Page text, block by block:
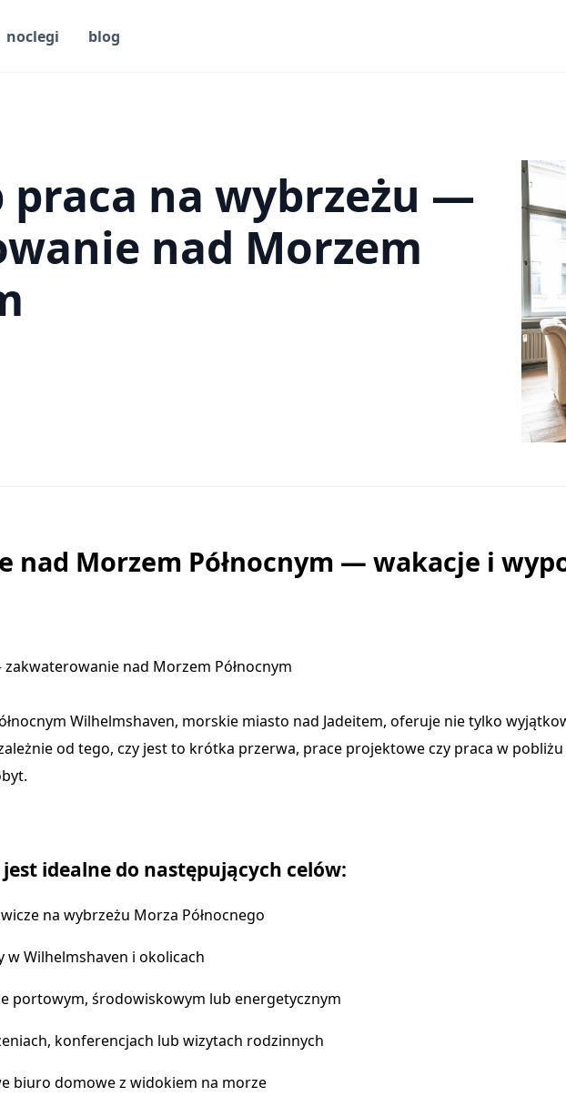
noclegi blog
praca na wybrzeżu —
nad Morzem
nad Morzem Północnym — wakacje i
nad Morzem Północnym
Wilhelmshaven, morskie miasto nad Jadeitem, oferuje nie tylko
od tego, czy jest to krótka przerwa, prace projektowe czy praca w
idealne do następujących celów:
na wybrzeżu Morza Północnego
w Wilhelmshaven i okolicach
portowym, środowiskowym lub energetycznym
konferencjach lub wizytach rodzinnych
biuro domowe z widokiem na morze